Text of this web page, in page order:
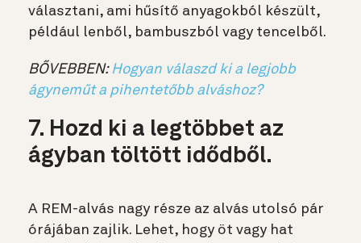
választani, ami hűsítő anyagokból készült,
például lenből, bambuszból vagy tencelből.
BŐVEBBEN: Hogyan válaszd ki a legjobb
ágyneműt a pihentetőbb alváshoz?
7. Hozd ki a legtöbbet az
ágyban töltött idődből.
A REM-alvás nagy része az alvás utolsó pár
órájában zajlik. Lehet, hogy öt vagy hat